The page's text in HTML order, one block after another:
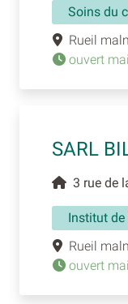
Soins du
Rueil
ouvert
SARL
3 rue de
Institut de
Rueil
ouvert